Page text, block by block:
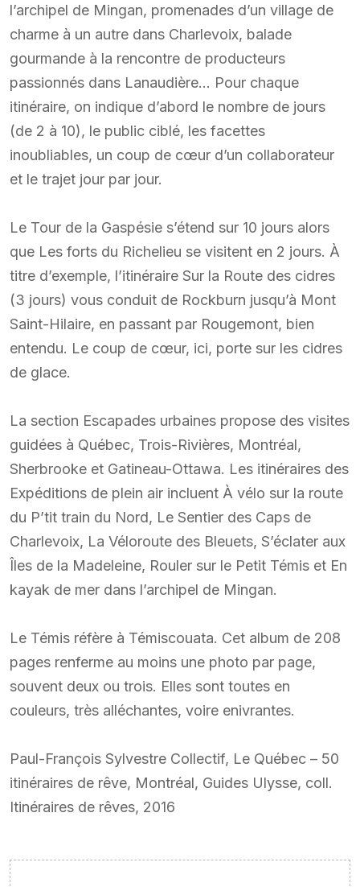
l’archipel de Mingan, promenades d’un village de
charme à un autre dans Charlevoix, balade
gourmande à la rencontre de producteurs
passionnés dans Lanaudière… Pour chaque
itinéraire, on indique d’abord le nombre de jours
(de 2 à 10), le public ciblé, les facettes
inoubliables, un coup de cœur d’un collaborateur
et le trajet jour par jour.
Le Tour de la Gaspésie s’étend sur 10 jours alors
que Les forts du Richelieu se visitent en 2 jours. À
titre d’exemple, l’itinéraire Sur la Route des cidres
(3 jours) vous conduit de Rockburn jusqu’à Mont
Saint-Hilaire, en passant par Rougemont, bien
entendu. Le coup de cœur, ici, porte sur les cidres
de glace.
La section Escapades urbaines propose des visites
guidées à Québec, Trois-Rivières, Montréal,
Sherbrooke et Gatineau-Ottawa. Les itinéraires des
Expéditions de plein air incluent À vélo sur la route
du P’tit train du Nord, Le Sentier des Caps de
Charlevoix, La Véloroute des Bleuets, S’éclater aux
Îles de la Madeleine, Rouler sur le Petit Témis et En
kayak de mer dans l’archipel de Mingan.
Le Témis réfère à Témiscouata. Cet album de 208
pages renferme au moins une photo par page,
souvent deux ou trois. Elles sont toutes en
couleurs, très alléchantes, voire enivrantes.
Paul-François Sylvestre Collectif, Le Québec – 50
itinéraires de rêve, Montréal, Guides Ulysse, coll.
Itinéraires de rêves, 2016